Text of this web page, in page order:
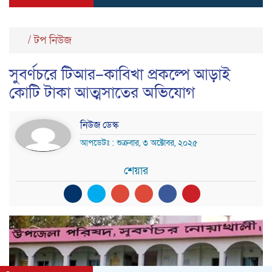
/টপ নিউজ
সুবর্ণচরে টিআর–কাবিখা প্রকল্পে আড়াই
কোটি টাকা আত্মসাতের অভিযোগ
নিউজ ডেস্ক
আপডেটঃ : শুক্রবার, ৩ অক্টোবর, ২০২৫
শেয়ার